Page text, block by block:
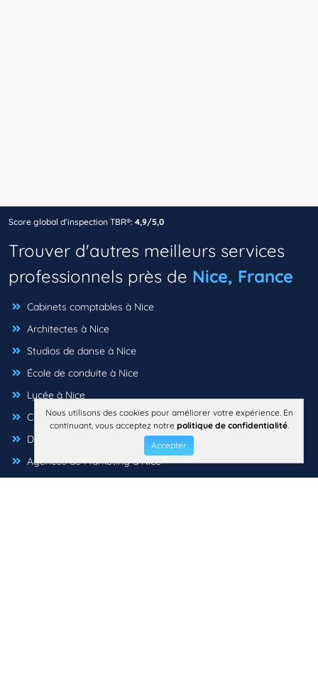
Score global d’inspection TBR®: 4,9/5,0
Trouver d'autres meilleurs services
professionnels près de Nice, France
Cabinets comptables à Nice
Architectes à Nice
Studios de danse à Nice
École de conduite à Nice
Lycée à Nice
Courtiers d'assurance à Nice
Designers d'intérieur à Nice
Agences de Marketing à Nice
Nous utilisons des cookies pour améliorer votre expérience. En
continuant, vous acceptez notre politique de confidentialité.
Accepter